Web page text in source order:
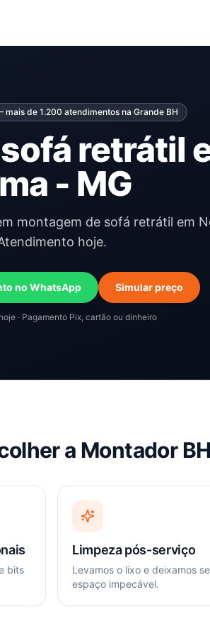
mais de 1.200 atendimentos na Grande BH
retrátil
- MG
montagem de sofá retrátil em
hoje.
no WhatsApp Simular preço
· Pagamento Pix, cartão ou dinheiro
a Montador
bits
Limpeza pós-serviço
Levamos o lixo e deixamos
espaço impecável.